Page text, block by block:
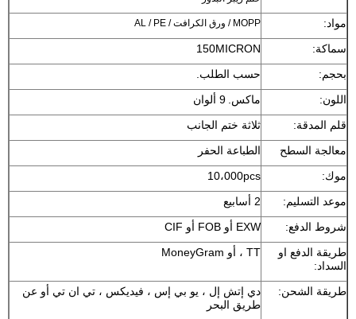
مواد: MOPP / ورق الكرافت / AL / PE
سماكة:
150MICRON
بحجم:
حسب الطلب.
اللون:
ماكس. 9 ألوان
قلم المدقة:
ثلاثة ختم الجانب
معالجة السطح
الطباعة الحفر
موك:
10،000pcs
موعد التسليم:
2 أسابيع
شروط الدفع:
EXW أو FOB أو CIF
طريقة الدفع او
السداد:
TT ، أو MoneyGram
طريقة الشحن:
دي إتش إل ، يو بي إس ، فيديكس ، تي ان تي أو عن
طريق البحر